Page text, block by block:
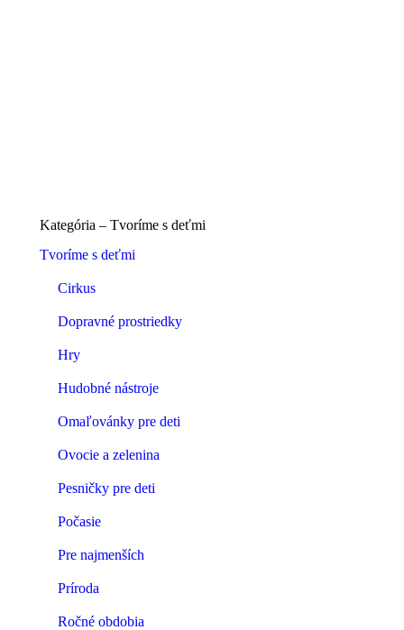
Kategória – Tvoríme s deťmi
Tvoríme s deťmi
Cirkus
Dopravné prostriedky
Hry
Hudobné nástroje
Omaľovánky pre deti
Ovocie a zelenina
Pesničky pre deti
Počasie
Pre najmenších
Príroda
Ročné obdobia